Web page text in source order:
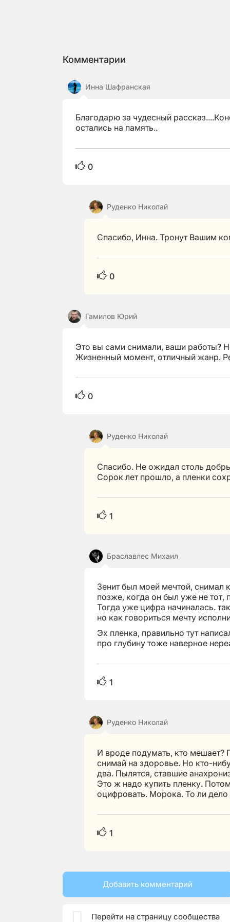
Комментарии
Инна Шафранская
Благодарю за чудесный
остались на память..
0
Руденко Николай
Спасибо, Инна. Тронут Вашим
0
Гамилов Юрий
Это вы сами снимали, ваши работы?
Жизненный момент, отличный жанр.
0
Руденко Николай
Спасибо. Не ожидал столь
Сорок лет прошло, а пленки
1
Браславлес Михаил
Зенит был моей мечтой, снимал
позже, когда он был уже не тот,
Тогда уже цифра начиналась.
но как говориться мечту
Эх пленка, правильно тут
про глубину тоже наверное
1
Руденко Николай
И вроде подумать, кто мешает?
снимай на здоровье. Но кто-
два. Пылятся, ставшие
Это ж надо купить пленку.
оцифровать. Морока. То ли
1
Добавить комментарий
Перейти на страницу сообщества